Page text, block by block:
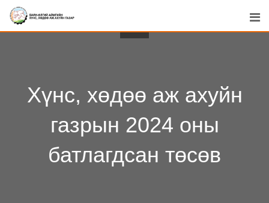
Skip
Хүнс, хөдөө аж ахуйн
газрын 2024 оны
батлагдсан төсөв